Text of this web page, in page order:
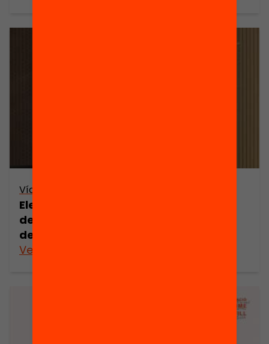
Vídeo
Elena Sintes – A les tres a casa? Del
debat sobre la jornada contínua al
debat sobre el temps escolar
Veure’n més